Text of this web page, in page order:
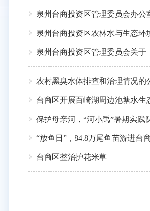
泉州台商投资区管理委员会办公
泉州台商投资区农林水与生态环
泉州台商投资区管理委员会关于
农村黑臭水体排查和治理情况的
台商区开展百崎湖周边池塘水生
保护母亲河，“河小禹”暑期实践
“放鱼日”，84.8万尾鱼苗游进台
台商区整治护花米草